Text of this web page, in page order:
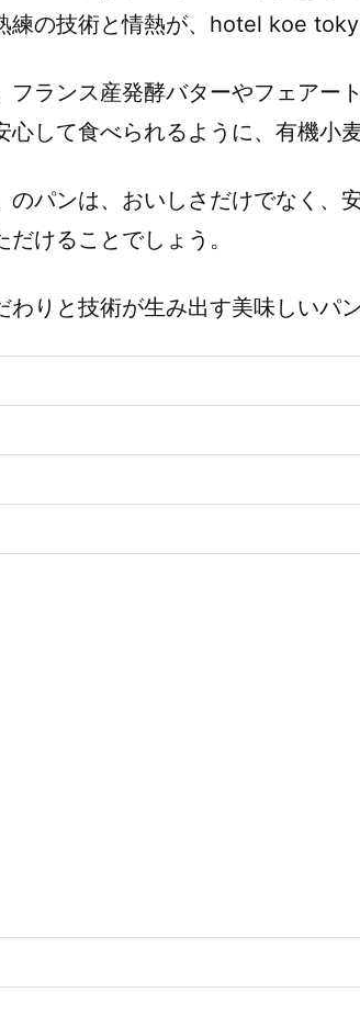
練の技術と情熱が、hotel koe
フランス産発酵バターやフェアー
心して食べられるように、有機小
のパンは、おいしさだけでなく
けることでしょう。
りと技術が生み出す美味しいパ